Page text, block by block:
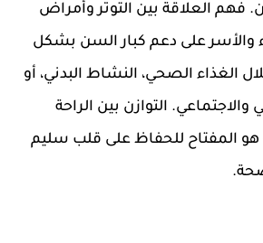
فهم العلاقة بين التوتر وأمراض
والأسر على دعم كبار السن بشكل
الغذاء الصحي، النشاط البدني، أو
التوازن بين الراحة
هو المفتاح للحفاظ على قلب سليم